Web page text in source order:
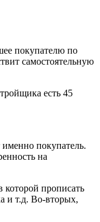
покупателю по
самостоятельную
есть 45
покупатель.
на
прописать
и т.д. Во-вторых,